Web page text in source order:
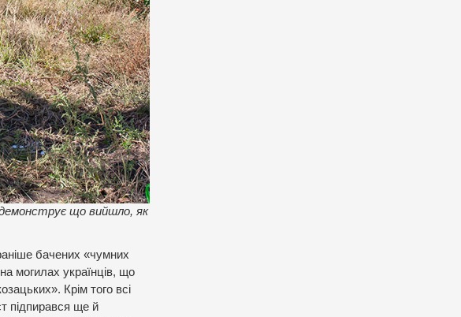
що вийшло, як
бачених «чумних
могилах українців, що
Крім того всі
підпирався ще й